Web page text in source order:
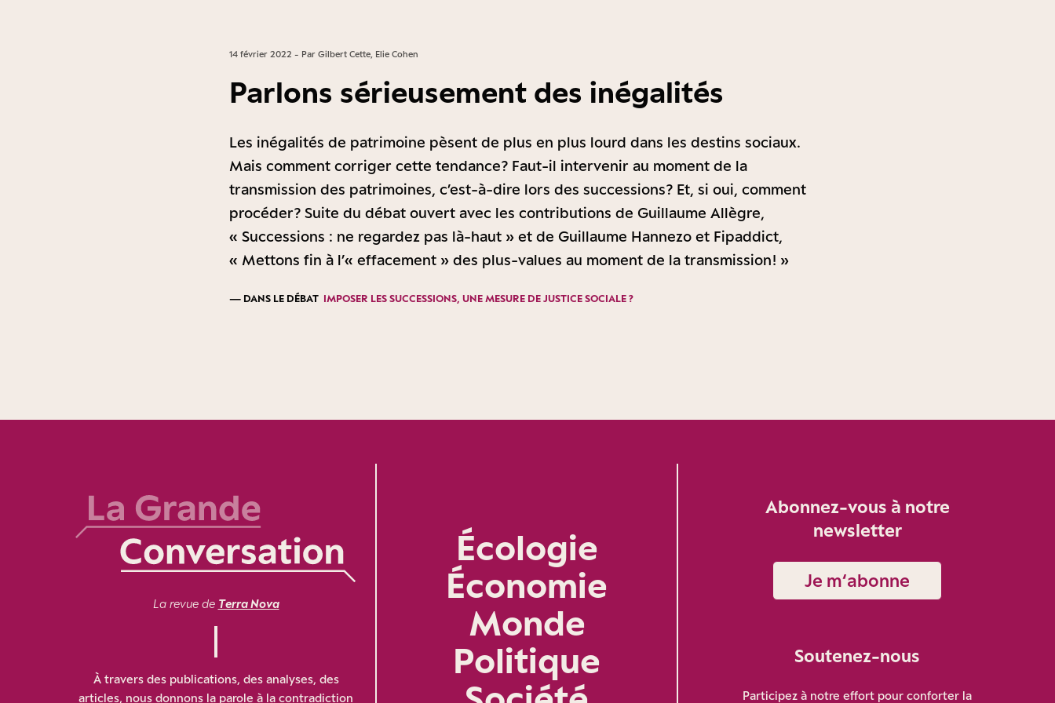
14 février 2022 - Par Gilbert Cette, Elie Cohen
Parlons sérieusement des inégalités
Les inégalités de patrimoine pèsent de plus en plus lourd dans les destins sociaux.
Mais comment corriger cette tendance ? Faut-il intervenir au moment de la
transmission des patrimoines, c’est-à-dire lors des successions ? Et, si oui, comment
procéder ? Suite du débat ouvert avec les contributions de Guillaume Allègre,
« Successions : ne regardez pas là-haut » et de Guillaume Hannezo et Fipaddict,
« Mettons fin à l’« effacement » des plus-values au moment de la transmission ! »
— DANS LE DÉBAT IMPOSER LES SUCCESSIONS, UNE MESURE DE JUSTICE SOCIALE ?
La revue de Terra Nova
À travers des publications, des analyses, des
articles, nous donnons la parole à la contradiction
Écologie
Économie
Monde
Politique
Abonnez-vous à notre
newsletter
Je m‘abonne
Soutenez-nous
Participez à notre effort pour conforter la